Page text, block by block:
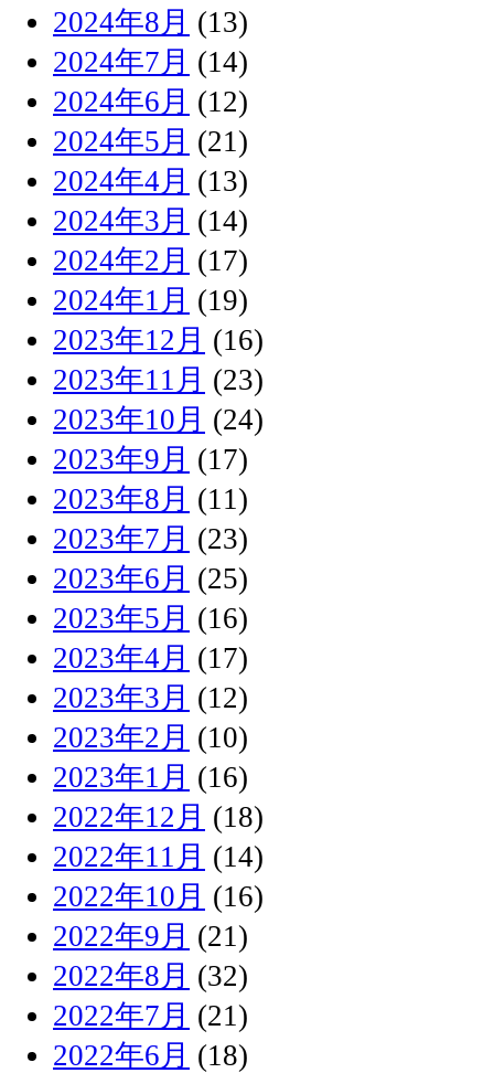
2024年8月 (13)
2024年7月 (14)
2024年6月 (12)
2024年5月 (21)
2024年4月 (13)
2024年3月 (14)
2024年2月 (17)
2024年1月 (19)
2023年12月 (16)
2023年11月 (23)
2023年10月 (24)
2023年9月 (17)
2023年8月 (11)
2023年7月 (23)
2023年6月 (25)
2023年5月 (16)
2023年4月 (17)
2023年3月 (12)
2023年2月 (10)
2023年1月 (16)
2022年12月 (18)
2022年11月 (14)
2022年10月 (16)
2022年9月 (21)
2022年8月 (32)
2022年7月 (21)
2022年6月 (18)